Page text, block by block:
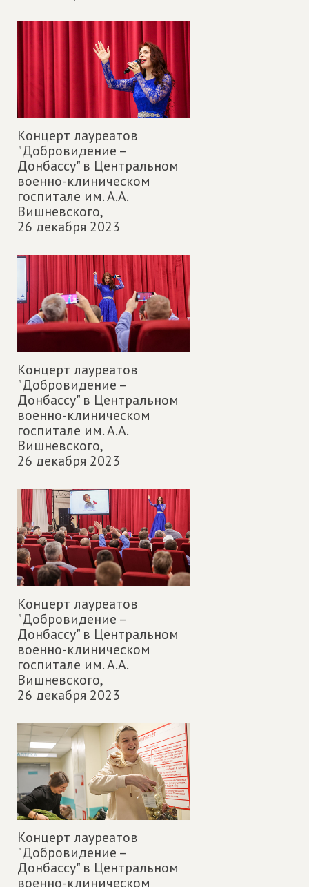
Концерт лауреатов
"Добровидение –
Донбассу" в Центральном
военно-клиническом
госпитале им. А.А.
Вишневского,
26 декабря 2023
Концерт лауреатов
"Добровидение –
Донбассу" в Центральном
военно-клиническом
госпитале им. А.А.
Вишневского,
26 декабря 2023
Концерт лауреатов
"Добровидение –
Донбассу" в Центральном
военно-клиническом
госпитале им. А.А.
Вишневского,
26 декабря 2023
Концерт лауреатов
"Добровидение –
Донбассу" в Центральном
военно-клиническом